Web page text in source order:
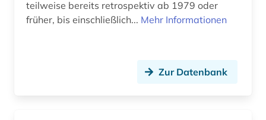
teilweise bereits retrospektiv ab 1979 oder
früher, bis einschließlich... Mehr Informationen
Zur Datenbank